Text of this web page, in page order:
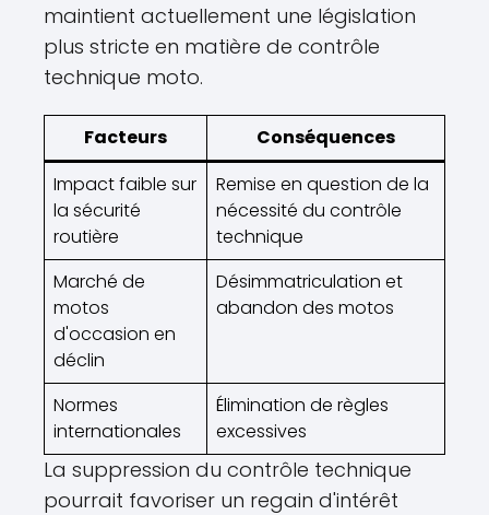
maintient actuellement une législation
plus stricte en matière de contrôle
technique moto.
Facteurs
Conséquences
Impact faible sur
la sécurité
routière
Remise en question de la
nécessité du contrôle
technique
Marché de
motos
d'occasion en
déclin
Désimmatriculation et
abandon des motos
Normes
internationales
Élimination de règles
excessives
La suppression du contrôle technique
pourrait favoriser un regain d'intérêt